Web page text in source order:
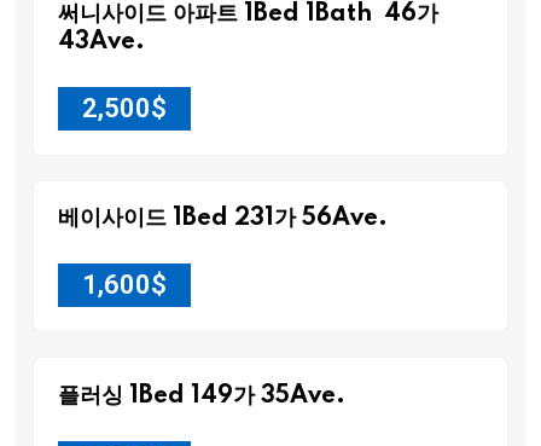
써니사이드 아파트 1Bed 1Bath 46가
43Ave.
2,500$
베이사이드 1Bed 231가 56Ave.
1,600$
플러싱 1Bed 149가 35Ave.